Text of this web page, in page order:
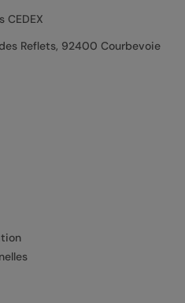
CEDEX
Reflets, 92400 Courbevoie